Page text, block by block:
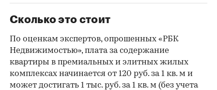
Сколько это стоит
По оценкам экспертов, опрошенных «РБК
Недвижимостью», плата за содержание
квартиры в премиальных и элитных жилых
комплексах начинается от 120 руб. за 1 кв. м и
может достигать 1 тыс. руб. за 1 кв. м (без учета